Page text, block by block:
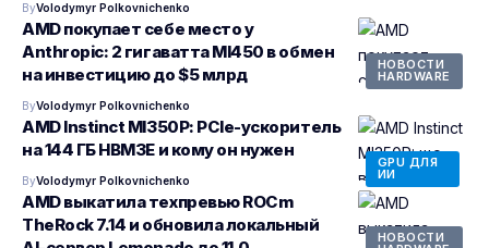
ByVolodymyr Polkovnichenko
НОВОСТИ
HARDWARE
AMD покупает себе место у
Anthropic: 2 гигаватта MI450 в обмен
на инвестицию до $5 млрд
ByVolodymyr Polkovnichenko
GPU ДЛЯ
ИИ
AMD Instinct MI350P: PCIe-ускоритель
на 144 ГБ HBM3E и кому он нужен
ByVolodymyr Polkovnichenko
НОВОСТИ
AMD выкатила техпревью ROCm
TheRock 7.14 и обновила локальный